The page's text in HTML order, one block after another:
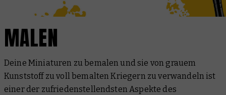
MALEN
Deine Miniaturen zu bemalen und sie von grauem
Kunststoff zu voll bemalten Kriegern zu verwandeln ist
einer der zufriedenstellendsten Aspekte des